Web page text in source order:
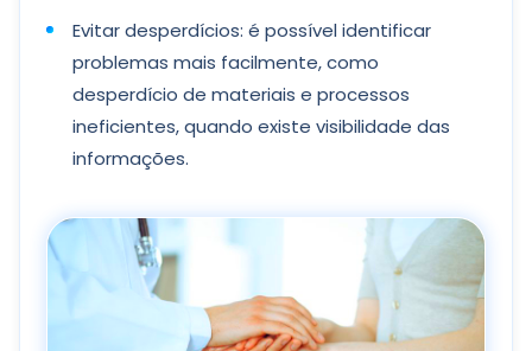
Evitar desperdícios: é possível identificar
problemas mais facilmente, como
desperdício de materiais e processos
ineficientes, quando existe visibilidade das
informações.